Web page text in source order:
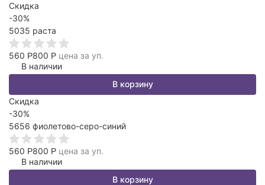
Скидка
-30%
5035 раста
560 Р800 Р цена за уп.
В наличии
В корзину
Скидка
-30%
5656 фиолетово-серо-синий
560 Р800 Р цена за уп.
В наличии
В корзину